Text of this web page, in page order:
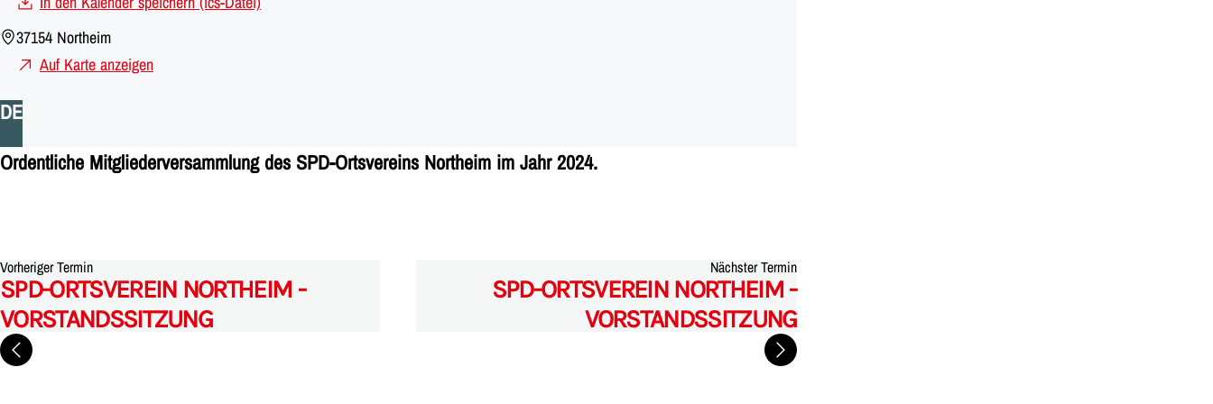
37154 Northeim
Auf Karte anzeigen
DE
Ordentliche Mitgliederversammlung des SPD-Ortsvereins Northeim im Jahr 2024.
Vorheriger Termin
SPD-ORTSVEREIN NORTHEIM -
VORSTANDSSITZUNG
Nächster Termin
SPD-ORTSVEREIN NORTHEIM -
VORSTANDSSITZUNG